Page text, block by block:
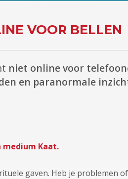
VOOR BELLEN
niet online voor
en paranormale
medium Kaat.
gaven. Heb je problemen